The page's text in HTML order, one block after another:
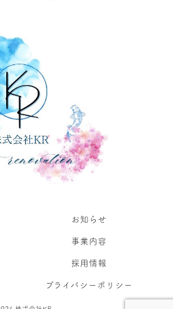
お知らせ
事業内容
採用情報
プライバシーポリシー